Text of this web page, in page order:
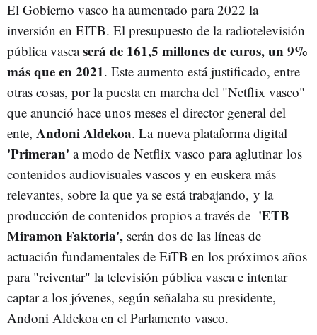
El Gobierno vasco ha aumentado para 2022 la
inversión en EITB. El presupuesto de la radiotelevisión
pública vascaserá de 161,5 millones de euros, un 9%
más que en 2021. Este aumento está justificado, entre
otras cosas, por la puesta en marcha del "Netflix vasco"
que anunció hace unos meses el director general del
ente, Andoni Aldekoa. La nueva plataforma digital
'Primeran' a modo de Netflix vasco para aglutinar los
contenidos audiovisuales vascos y en euskera más
relevantes, sobre la que ya se está trabajando, y la
producción de contenidos propios a través de 'ETB
Miramon Faktoria', serán dos de las líneas de
actuación fundamentales de EiTB en los próximos años
para "reiventar" la televisión pública vasca e intentar
captar a los jóvenes, según señalaba su presidente,
Andoni Aldekoa en el Parlamento vasco.